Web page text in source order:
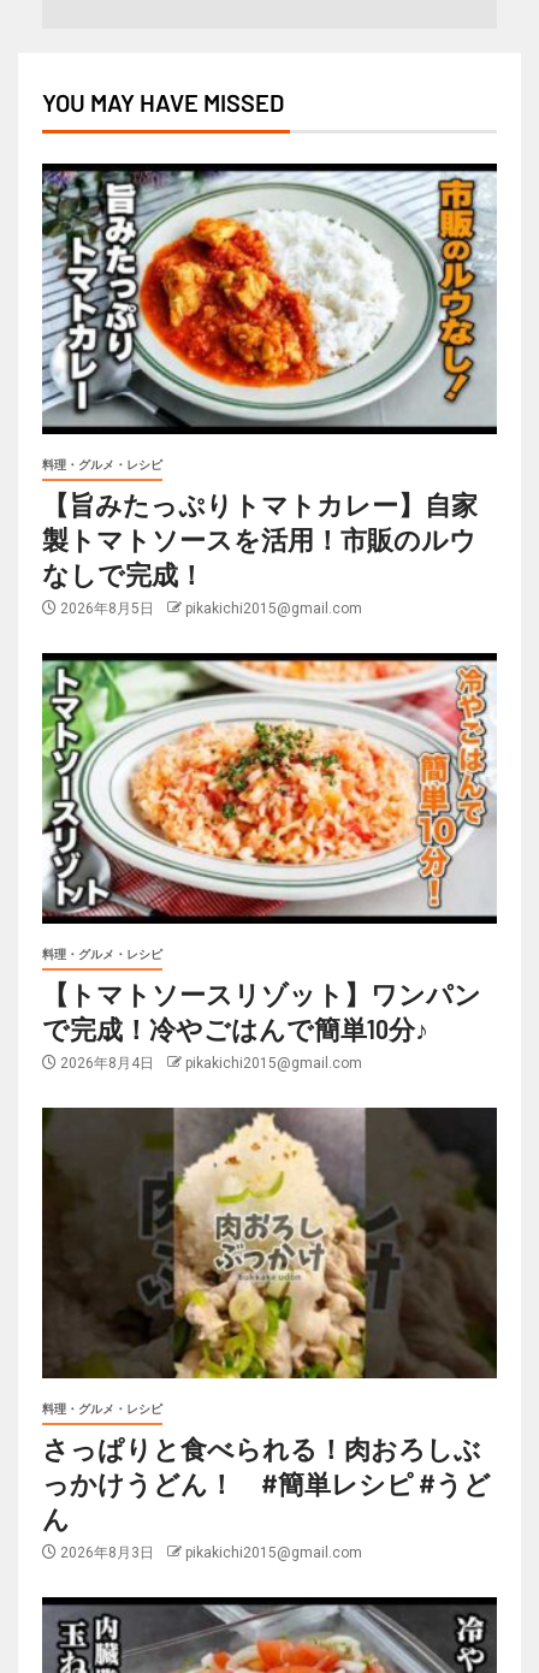
YOU MAY HAVE MISSED
料理・グルメ・レシピ
【旨みたっぷりトマトカレー】自家
製トマトソースを活用！市販のルウ
なしで完成！
2026年8月5日 pikakichi2015@gmail.com
料理・グルメ・レシピ
【トマトソースリゾット】ワンパン
で完成！冷やごはんで簡単10分♪
2026年8月4日 pikakichi2015@gmail.com
料理・グルメ・レシピ
さっぱりと食べられる！肉おろしぶ
っかけうどん！ #簡単レシピ #うど
ん
2026年8月3日 pikakichi2015@gmail.com